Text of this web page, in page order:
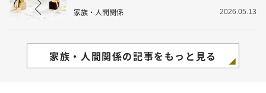
家族・人間関係 2026.05.13
家族・人間関係の記事をもっと見る